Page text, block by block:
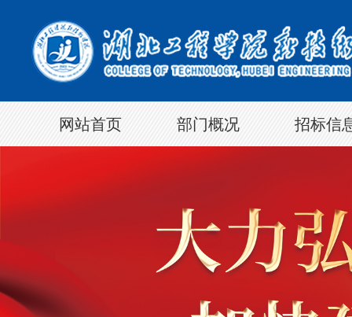
网站首页 部门概况 招标信